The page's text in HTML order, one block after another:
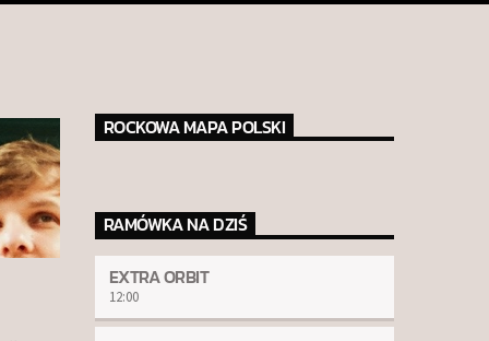
ROCKOWA MAPA POLSKI
RAMÓWKA NA DZIŚ
EXTRA ORBIT
12:00